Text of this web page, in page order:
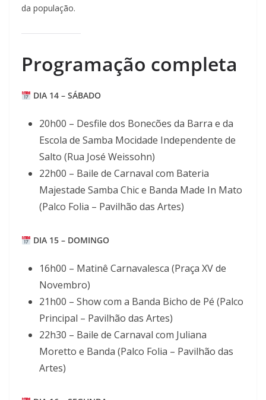
da população.
Programação completa
DIA 14 – SÁBADO
20h00 – Desfile dos Bonecões da Barra e da
Escola de Samba Mocidade Independente de
Salto (Rua José Weissohn)
22h00 – Baile de Carnaval com Bateria
Majestade Samba Chic e Banda Made In Mato
(Palco Folia – Pavilhão das Artes)
DIA 15 – DOMINGO
16h00 – Matinê Carnavalesca (Praça XV de
Novembro)
21h00 – Show com a Banda Bicho de Pé (Palco
Principal – Pavilhão das Artes)
22h30 – Baile de Carnaval com Juliana
Moretto e Banda (Palco Folia – Pavilhão das
Artes)